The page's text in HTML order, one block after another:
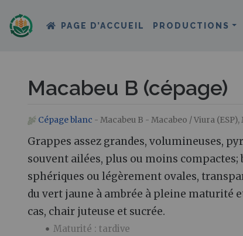
PAGE D’ACCUEIL PRODUCTIONS
Macabeu B (cépage)
Aller à :navigation,rechercher
Cépage blanc - Macabeu B - Macabeo / Viura (ESP),
Grappes assez grandes, volumineuses,
souvent ailées, plus ou moins compactes;
sphériques ou légèrement ovales,
du vert jaune à ambrée à pleine maturité
cas, chair juteuse et sucrée.
Maturité : tardive